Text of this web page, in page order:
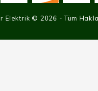
Elektrik © 2026 - Tüm